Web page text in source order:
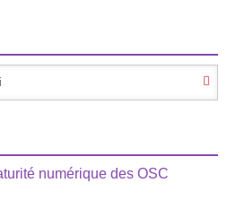
numérique des OSC